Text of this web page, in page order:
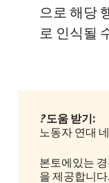
진행됩니
개
불만 사항
문서 사본
으로 해당
로 인식될
?도움 받기:
노동자 연대
본토에있는
을 제공합니다.